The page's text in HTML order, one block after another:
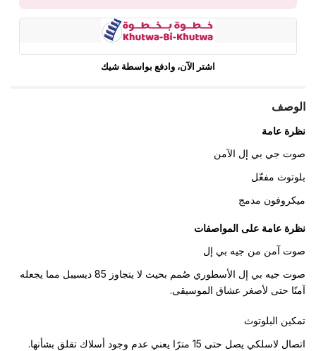
اشتر الآن، وادفع بواسطة شيك
الوصف
نظرة عامة
صوت جي بي إل الآمن
بلوتوث مفعّل
ميكروفون مدمج
نظرة عامة على المواصفات
صوت آمن من جيه بي إل
صوت جيه بي إل الأسطوري صُمم بحيث لا يتجاوز 85 ديسيبل مما يجعله
آمنًا حتى لأصغر عشاق الموسيقى.
تمكين البلوتوث
اتصال لاسلكي يصل حتى 15 مترًا يعني عدم وجود أسلاك تقلق بشأنها.